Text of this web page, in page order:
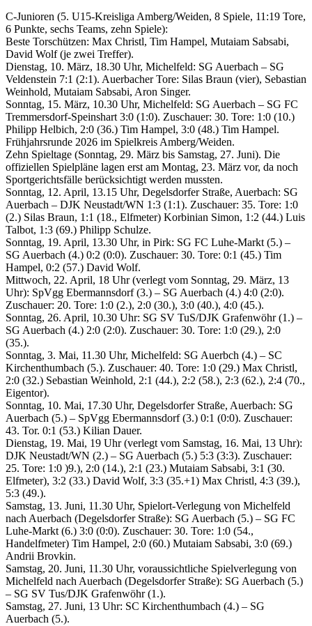
C-Junioren (5. U15-Kreisliga Amberg/Weiden, 8 Spiele, 11:19 Tore,
6 Punkte, sechs Teams, zehn Spiele):
Beste Torschützen: Max Christl, Tim Hampel, Mutaiam Sabsabi,
David Wolf (je zwei Treffer).
Dienstag, 10. März, 18.30 Uhr, Michelfeld: SG Auerbach – SG
Veldenstein 7:1 (2:1). Auerbacher Tore: Silas Braun (vier), Sebastian
Weinhold, Mutaiam Sabsabi, Aron Singer.
Sonntag, 15. März, 10.30 Uhr, Michelfeld: SG Auerbach – SG FC
Tremmersdorf-Speinshart 3:0 (1:0). Zuschauer: 30. Tore: 1:0 (10.)
Philipp Helbich, 2:0 (36.) Tim Hampel, 3:0 (48.) Tim Hampel.
Frühjahrsrunde 2026 im Spielkreis Amberg/Weiden.
Zehn Spieltage (Sonntag, 29. März bis Samstag, 27. Juni). Die
offiziellen Spielpläne lagen erst am Montag, 23. März vor, da noch
Sportgerichtsfälle berücksichtigt werden mussten.
Sonntag, 12. April, 13.15 Uhr, Degelsdorfer Straße, Auerbach: SG
Auerbach – DJK Neustadt/WN 1:3 (1:1). Zuschauer: 35. Tore: 1:0
(2.) Silas Braun, 1:1 (18., Elfmeter) Korbinian Simon, 1:2 (44.) Luis
Talbot, 1:3 (69.) Philipp Schulze.
Sonntag, 19. April, 13.30 Uhr, in Pirk: SG FC Luhe-Markt (5.) –
SG Auerbach (4.) 0:2 (0:0). Zuschauer: 30. Tore: 0:1 (45.) Tim
Hampel, 0:2 (57.) David Wolf.
Mittwoch, 22. April, 18 Uhr (verlegt vom Sonntag, 29. März, 13
Uhr): SpVgg Ebermannsdorf (3.) – SG Auerbach (4.) 4:0 (2:0).
Zuschauer: 20. Tore: 1:0 (2.), 2:0 (30.), 3:0 (40.), 4:0 (45.).
Sonntag, 26. April, 10.30 Uhr: SG SV TuS/DJK Grafenwöhr (1.) –
SG Auerbach (4.) 2:0 (2:0). Zuschauer: 30. Tore: 1:0 (29.), 2:0
(35.).
Sonntag, 3. Mai, 11.30 Uhr, Michelfeld: SG Auerbch (4.) – SC
Kirchenthumbach (5.). Zuschauer: 40. Tore: 1:0 (29.) Max Christl,
2:0 (32.) Sebastian Weinhold, 2:1 (44.), 2:2 (58.), 2:3 (62.), 2:4 (70.,
Eigentor).
Sonntag, 10. Mai, 17.30 Uhr, Degelsdorfer Straße, Auerbach: SG
Auerbach (5.) – SpVgg Ebermannsdorf (3.) 0:1 (0:0). Zuschauer:
43. Tor. 0:1 (53.) Kilian Dauer.
Dienstag, 19. Mai, 19 Uhr (verlegt vom Samstag, 16. Mai, 13 Uhr):
DJK Neustadt/WN (2.) – SG Auerbach (5.) 5:3 (3:3). Zuschauer:
25. Tore: 1:0 )9.), 2:0 (14.), 2:1 (23.) Mutaiam Sabsabi, 3:1 (30.
Elfmeter), 3:2 (33.) David Wolf, 3:3 (35.+1) Max Christl, 4:3 (39.),
5:3 (49.).
Samstag, 13. Juni, 11.30 Uhr, Spielort-Verlegung von Michelfeld
nach Auerbach (Degelsdorfer Straße): SG Auerbach (5.) – SG FC
Luhe-Markt (6.) 3:0 (0:0). Zuschauer: 30. Tore: 1:0 (54.,
Handelfmeter) Tim Hampel, 2:0 (60.) Mutaiam Sabsabi, 3:0 (69.)
Andrii Brovkin.
Samstag, 20. Juni, 11.30 Uhr, voraussichtliche Spielverlegung von
Michelfeld nach Auerbach (Degelsdorfer Straße): SG Auerbach (5.)
– SG SV Tus/DJK Grafenwöhr (1.).
Samstag, 27. Juni, 13 Uhr: SC Kirchenthumbach (4.) – SG
Auerbach (5.).